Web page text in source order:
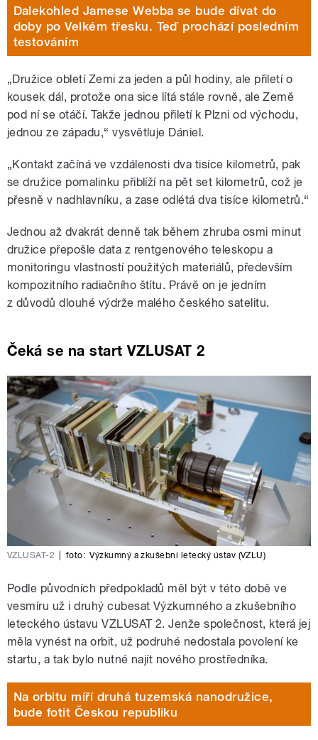
Dalekohled Jamese Webba se bude dívat do
doby po Velkém třesku. Teď prochází posledním
testováním
„Družice obletí Zemi za jeden a půl hodiny, ale přiletí o
kousek dál, protože ona sice lítá stále rovně, ale Země
pod ní se otáčí. Takže jednou přiletí k Plzni od východu,
jednou ze západu,“ vysvětluje Dániel.
„Kontakt začíná ve vzdálenosti dva tisíce kilometrů, pak
se družice pomalinku přiblíží na pět set kilometrů, což je
přesně v nadhlavníku, a zase odlétá dva tisíce kilometrů.“
Jednou až dvakrát denně tak během zhruba osmi minut
družice přepošle data z rentgenového teleskopu a
monitoringu vlastností použitých materiálů, především
kompozitního radiačního štítu. Právě on je jedním
z důvodů dlouhé výdrže malého českého satelitu.
Čeká se na start VZLUSAT 2
VZLUSAT-2 foto: Výzkumný a zkušební letecký ústav (VZLU)
Podle původních předpokladů měl být v této době ve
vesmíru už i druhý cubesat Výzkumného a zkušebního
leteckého ústavu VZLUSAT 2. Jenže společnost, která jej
měla vynést na orbit, už podruhé nedostala povolení ke
startu, a tak bylo nutné najít nového prostředníka.
Na orbitu míří druhá tuzemská nanodružice,
bude fotit Českou republiku